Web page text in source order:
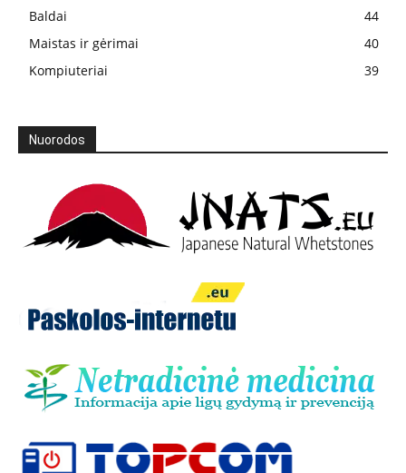
Baldai
44
Maistas ir gėrimai
40
Kompiuteriai
39
Nuorodos